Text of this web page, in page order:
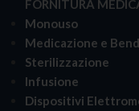
FORNITURA
Monouso
Medicazione e
Sterilizzazione
Infusione
Dispositivi